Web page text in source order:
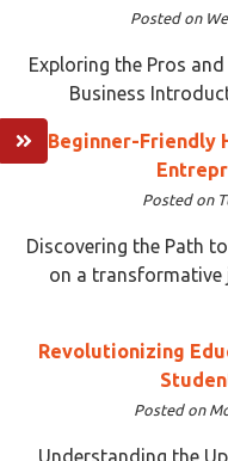
Posted on
Exploring the Pros
Business
15 Beginner-Friendly
Posted on
Discovering the Path
on a transformative
Revolutionizing
Posted on
Understanding the